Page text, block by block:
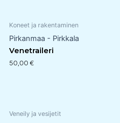
Koneet ja rakentaminen
Pirkanmaa - Pirkkala
Venetraileri
50,00 €
Veneily ja vesijetit